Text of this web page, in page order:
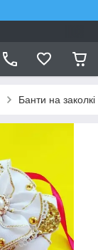
Банти на заколкі